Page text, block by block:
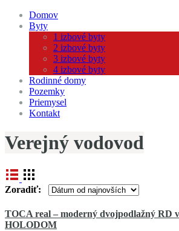
Domov
Byty
1 izbové byty
2 izbové byty
3 izbové byty
4 izbové byty
Rodinné domy
Pozemky
Priemysel
Kontakt
Verejný vodovod
Zoradiť:
TOCA real – moderný dvojpodlažný RD
HOLODOM